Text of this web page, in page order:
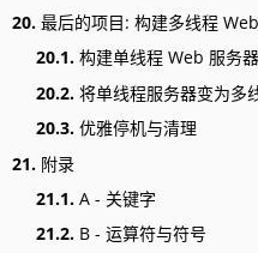
20. 最后的项目: 构建多线程
20.1. 构建单线程 Web 服务器
20.2. 将单线程服务器变为多
20.3. 优雅停机与清理
21. 附录
21.1. A - 关键字
21.2. B - 运算符与符号